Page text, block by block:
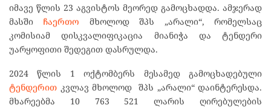
იმავე წლის 23 აგვისტოს მეორედ გამოცხადდა. ამჯერად
მასში ჩაერთო მხოლოდ შპს „არალი“, რომელსაც
კომისიამ დისკვალიფიკაცია მიანიჭა და ტენდერი
უარყოფითი შედეგით დასრულდა.
2024 წლის 1 ოქტომბერს მესამედ გამოცხადებული
ტენდერით კვლავ მხოლოდ შპს „არალი“ დაინტერესდა.
მხარეებმა 10 763 521 ლარის ღირებულების